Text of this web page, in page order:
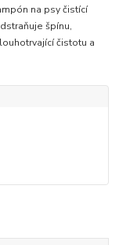
na psy čistící
špínu,
čistotu a